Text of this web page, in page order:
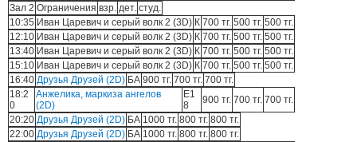
Зал 2 Ограничения взр. дет. студ.
10:35 Иван Царевич и серый волк 2 (3D) К 700 тг. 500 тг. 500 тг.
12:10 Иван Царевич и серый волк 2 (3D) К 700 тг. 500 тг. 500 тг.
13:40 Иван Царевич и серый волк 2 (3D) К 700 тг. 500 тг. 500 тг.
15:10 Иван Царевич и серый волк 2 (3D) К 700 тг. 500 тг. 500 тг.
16:40 Друзья Друзей (2D) БА 900 тг. 700 тг. 700 тг.
18:2
0
Анжелика, маркиза ангелов
(2D)
Е1
8
900 тг. 700 тг. 700 тг.
20:20 Друзья Друзей (2D) БА 1000 тг. 800 тг. 800 тг.
22:00 Друзья Друзей (2D) БА 1000 тг. 800 тг. 800 тг.